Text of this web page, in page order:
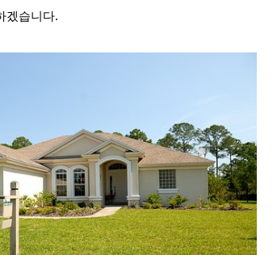
겠습니다.